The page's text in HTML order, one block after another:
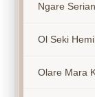
Ngare
Ol Seki
Olare Mara